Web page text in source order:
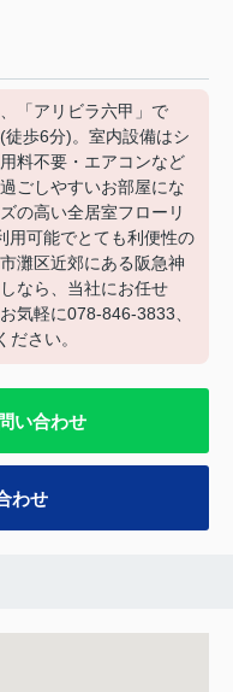
「アリビラ六甲」で
歩6分)。室内設備はシ
料不要・エアコンなど
ごしやすいお部屋にな
の高い全居室フローリ
用可能でとても利便性の
灘区近郊にある阪急神
なら、当社にお任せ
気軽に078-846-3833、
さい。
い合わせ
わせ